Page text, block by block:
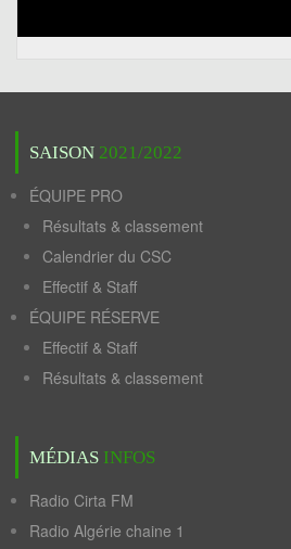
SAISON 2021/2022
ÉQUIPE PRO
Résultats & classement
Calendrier du CSC
Effectif & Staff
ÉQUIPE RÉSERVE
Effectif & Staff
Résultats & classement
MÉDIAS INFOS
Radio Cirta FM
Radio Algérie chaine 1